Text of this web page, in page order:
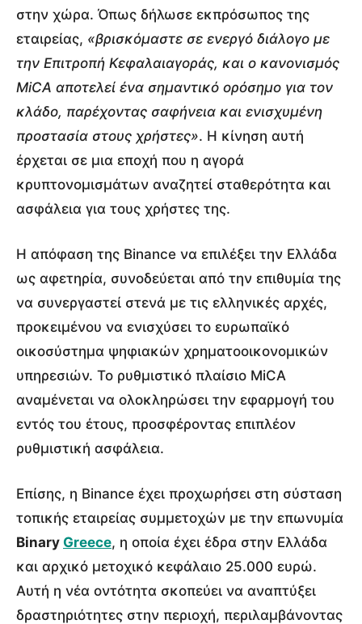
στην χώρα. Όπως δήλωσε εκπρόσωπος της
εταιρείας, «βρισκόμαστε σε ενεργό διάλογο με
την Επιτροπή Κεφαλαιαγοράς, και ο κανονισμός
MiCA αποτελεί ένα σημαντικό ορόσημο για τον
κλάδο, παρέχοντας σαφήνεια και ενισχυμένη
προστασία στους χρήστες». Η κίνηση αυτή
έρχεται σε μια εποχή που η αγορά
κρυπτονομισμάτων αναζητεί σταθερότητα και
ασφάλεια για τους χρήστες της.
Η απόφαση της Binance να επιλέξει την Ελλάδα
ως αφετηρία, συνοδεύεται από την επιθυμία της
να συνεργαστεί στενά με τις ελληνικές αρχές,
προκειμένου να ενισχύσει το ευρωπαϊκό
οικοσύστημα ψηφιακών χρηματοοικονομικών
υπηρεσιών. Το ρυθμιστικό πλαίσιο MiCA
αναμένεται να ολοκληρώσει την εφαρμογή του
εντός του έτους, προσφέροντας επιπλέον
ρυθμιστική ασφάλεια.
Επίσης, η Binance έχει προχωρήσει στη σύσταση
τοπικής εταιρείας συμμετοχών με την επωνυμία
Binary Greece, η οποία έχει έδρα στην Ελλάδα
και αρχικό μετοχικό κεφάλαιο 25.000 ευρώ.
Αυτή η νέα οντότητα σκοπεύει να αναπτύξει
δραστηριότητες στην περιοχή, περιλαμβάνοντας